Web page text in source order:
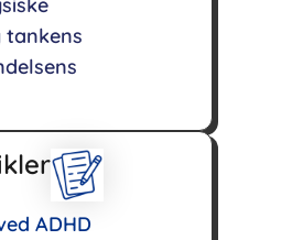
tankens
ADHD